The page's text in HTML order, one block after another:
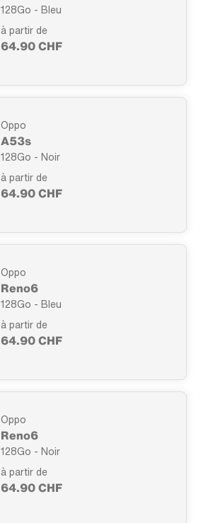
128Go - Bleu
à partir de
64.90 CHF
Oppo
A53s
128Go - Noir
à partir de
64.90 CHF
Oppo
Reno6
128Go - Bleu
à partir de
64.90 CHF
Oppo
Reno6
128Go - Noir
à partir de
64.90 CHF